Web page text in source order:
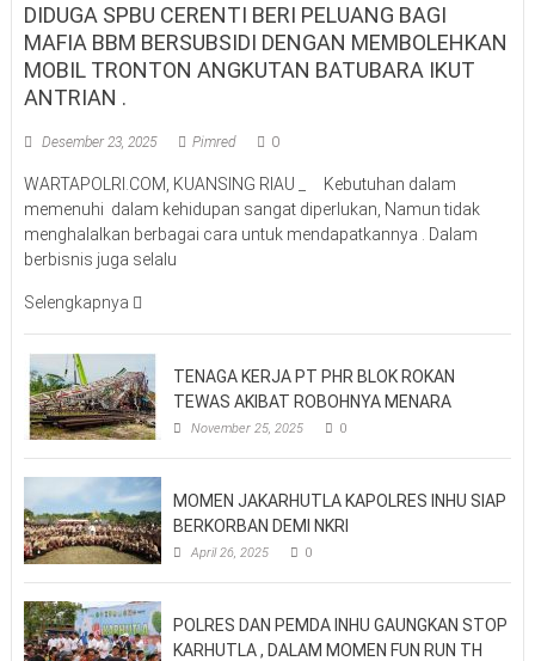
DIDUGA SPBU CERENTI BERI PELUANG BAGI
MAFIA BBM BERSUBSIDI DENGAN MEMBOLEHKAN
MOBIL TRONTON ANGKUTAN BATUBARA IKUT
ANTRIAN .
Desember 23, 2025 Pimred 0
WARTAPOLRI.COM, KUANSING RIAU _ Kebutuhan dalam
memenuhi dalam kehidupan sangat diperlukan, Namun tidak
menghalalkan berbagai cara untuk mendapatkannya . Dalam
berbisnis juga selalu
Selengkapnya
TENAGA KERJA PT PHR BLOK ROKAN
TEWAS AKIBAT ROBOHNYA MENARA
November 25, 2025 0
MOMEN JAKARHUTLA KAPOLRES INHU SIAP
BERKORBAN DEMI NKRI
April 26, 2025 0
POLRES DAN PEMDA INHU GAUNGKAN STOP
KARHUTLA , DALAM MOMEN FUN RUN TH